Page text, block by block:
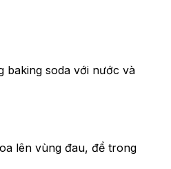
baking soda với nước và
lên vùng đau, để trong